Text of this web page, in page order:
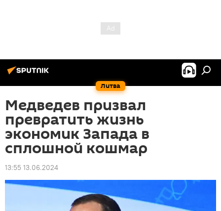
Литва
Медведев призвал
превратить жизнь
экономик Запада в
сплошной кошмар
13:55 13.06.2024